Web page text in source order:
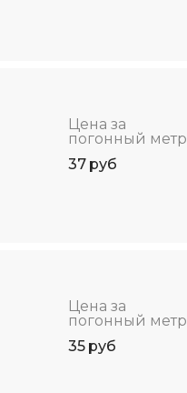
Цена за
погонный метр
37 руб
Цена за
погонный метр
35 руб